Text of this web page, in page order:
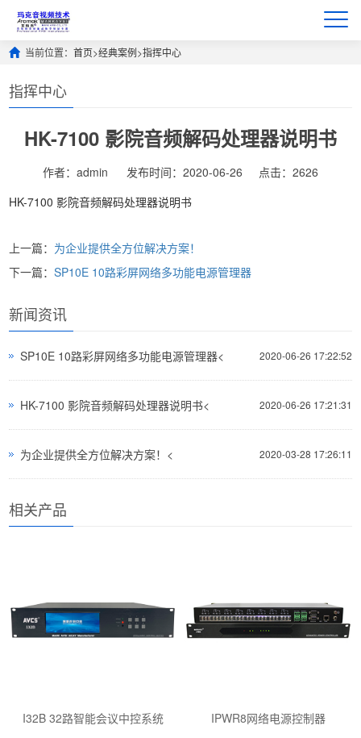
当前位置：首页>经典案例>指挥中心
指挥中心
HK-7100 影院音频解码处理器说明书
作者：admin 发布时间：2020-06-26
点击：2626
HK-7100 影院音频解码处理器说明书
上一篇： 为企业提供全方位解决方案！
下一篇：SP10E 10路彩屏网络多功能电源管理器
新闻资讯
2020-06-26 17:22:52
SP10E 10路彩屏网络多功能电源管理器<
2020-06-26 17:21:31
HK-7100 影院音频解码处理器说明书<
2020-03-28 17:26:11
为企业提供全方位解决方案！<
相关产品
I32B 32路智能会议中控系统 IPWR8网络电源控制器